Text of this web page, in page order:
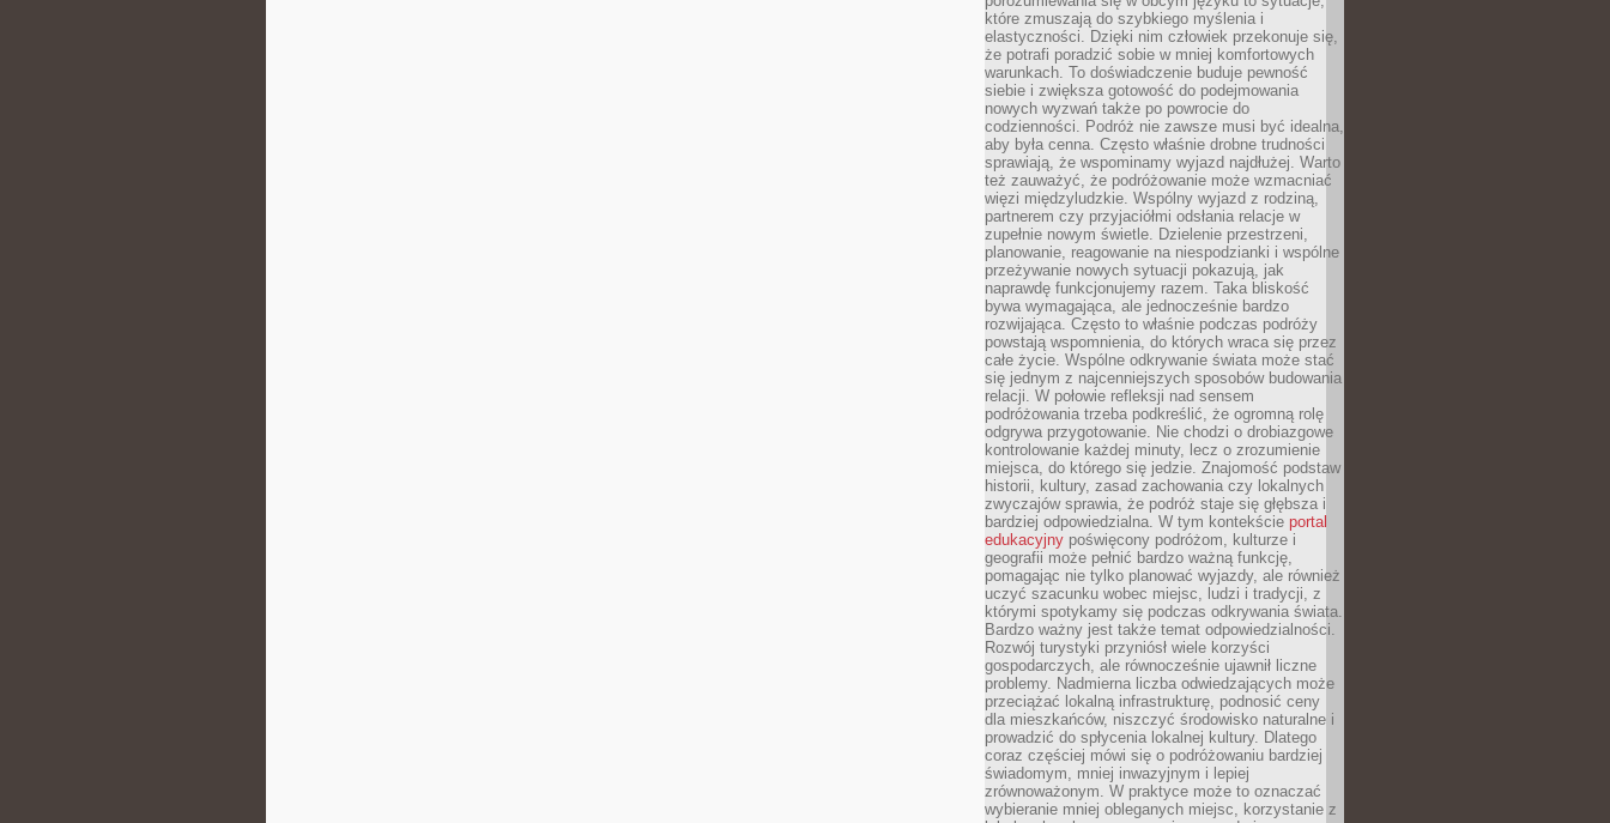
które zmuszają do szybkiego myślenia i
elastyczności. Dzięki nim człowiek przekonuje się,
że potrafi poradzić sobie w mniej komfortowych
warunkach. To doświadczenie buduje pewność
siebie i zwiększa gotowość do podejmowania
nowych wyzwań także po powrocie do
codzienności. Podróż nie zawsze musi być idealna,
aby była cenna. Często właśnie drobne trudności
sprawiają, że wspominamy wyjazd najdłużej. Warto
też zauważyć, że podróżowanie może wzmacniać
więzi międzyludzkie. Wspólny wyjazd z rodziną,
partnerem czy przyjaciółmi odsłania relacje w
zupełnie nowym świetle. Dzielenie przestrzeni,
planowanie, reagowanie na niespodzianki i wspólne
przeżywanie nowych sytuacji pokazują, jak
naprawdę funkcjonujemy razem. Taka bliskość
bywa wymagająca, ale jednocześnie bardzo
rozwijająca. Często to właśnie podczas podróży
powstają wspomnienia, do których wraca się przez
całe życie. Wspólne odkrywanie świata może stać
się jednym z najcenniejszych sposobów budowania
relacji. W połowie refleksji nad sensem
podróżowania trzeba podkreślić, że ogromną rolę
odgrywa przygotowanie. Nie chodzi o drobiazgowe
kontrolowanie każdej minuty, lecz o zrozumienie
miejsca, do którego się jedzie. Znajomość podstaw
historii, kultury, zasad zachowania czy lokalnych
zwyczajów sprawia, że podróż staje się głębsza i
bardziej odpowiedzialna. W tym kontekście portal
edukacyjny poświęcony podróżom, kulturze i
geografii może pełnić bardzo ważną funkcję,
pomagając nie tylko planować wyjazdy, ale również
uczyć szacunku wobec miejsc, ludzi i tradycji, z
którymi spotykamy się podczas odkrywania świata.
Bardzo ważny jest także temat odpowiedzialności.
Rozwój turystyki przyniósł wiele korzyści
gospodarczych, ale równocześnie ujawnił liczne
problemy. Nadmierna liczba odwiedzających może
przeciążać lokalną infrastrukturę, podnosić ceny
dla mieszkańców, niszczyć środowisko naturalne i
prowadzić do spłycenia lokalnej kultury. Dlatego
coraz częściej mówi się o podróżowaniu bardziej
świadomym, mniej inwazyjnym i lepiej
zrównoważonym. W praktyce może to oznaczać
wybieranie mniej obleganych miejsc, korzystanie z